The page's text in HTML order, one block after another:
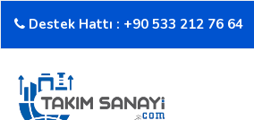
Destek Hattı : +90 533 212 76 64